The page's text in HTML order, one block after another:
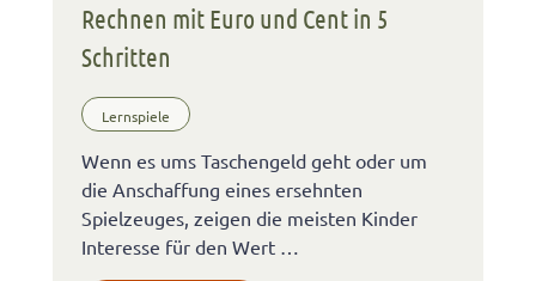
Rechnen mit Euro und Cent in 5
Schritten
Lernspiele
Wenn es ums Taschengeld geht oder um
die Anschaffung eines ersehnten
Spielzeuges, zeigen die meisten Kinder
Interesse für den Wert …